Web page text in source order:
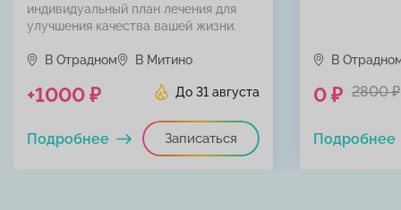
индивидуальный план лечения для
улучшения качества вашей жизни.
В Отрадном В Митино
До 31 августа
+1000 ₽
Записаться
Подробнее
В
0 ₽ 2800 ₽
Подробнее